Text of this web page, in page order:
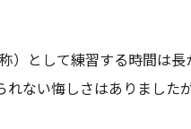
）として練習する時間は
ない悔しさはありました